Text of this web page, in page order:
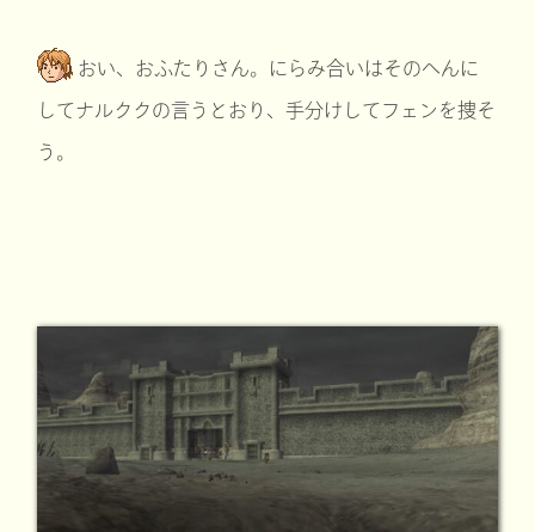
おい、おふたりさん。にらみ合いはそのへんに
してナルククの言うとおり、手分けしてフェンを捜そ
う。